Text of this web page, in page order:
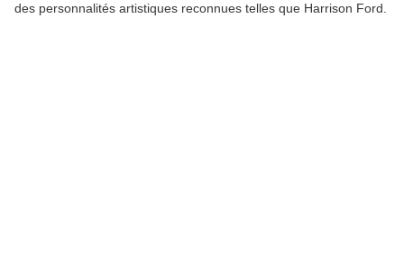
des personnalités artistiques reconnues telles que Harrison Ford.